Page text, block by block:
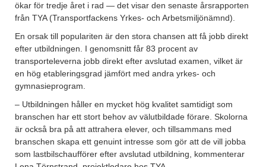
ökar för tredje året i rad — det visar den senaste årsrapporten
från TYA (Transportfackens Yrkes- och Arbetsmiljönämnd).
En orsak till populariten är den stora chansen att få jobb direkt
efter utbildningen. I genomsnitt får 83 procent av
transporteleverna jobb direkt efter avslutad examen, vilket är
en hög etableringsgrad jämfört med andra yrkes- och
gymnasieprogram.
– Utbildningen håller en mycket hög kvalitet samtidigt som
branschen har ett stort behov av välutbildade förare. Skolorna
är också bra på att attrahera elever, och tillsammans med
branschen skapa ett genuint intresse som gör att de vill jobba
som lastbilschaufförer efter avslutad utbildning, kommenterar